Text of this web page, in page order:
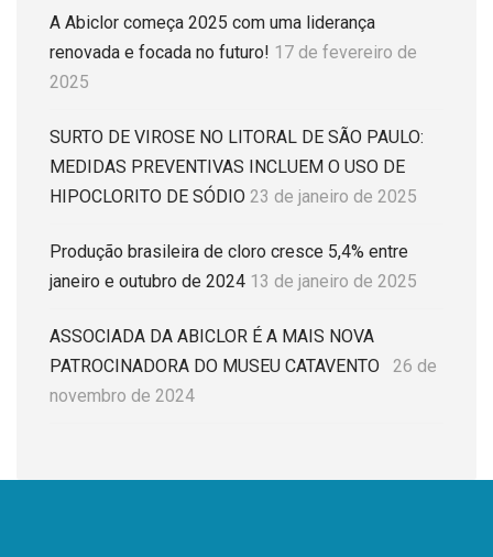
A Abiclor começa 2025 com uma liderança
renovada e focada no futuro! 17 de fevereiro de
2025
SURTO DE VIROSE NO LITORAL DE SÃO PAULO:
MEDIDAS PREVENTIVAS INCLUEM O USO DE
HIPOCLORITO DE SÓDIO 23 de janeiro de 2025
Produção brasileira de cloro cresce 5,4% entre
janeiro e outubro de 2024 13 de janeiro de 2025
ASSOCIADA DA ABICLOR É A MAIS NOVA
PATROCINADORA DO MUSEU CATAVENTO
26 de
novembro de 2024